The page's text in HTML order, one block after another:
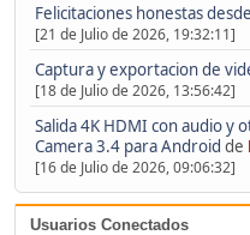
Felicitaciones honestas
[21 de Julio de 2026, 19:32:11]
Captura y exportacion de
[18 de Julio de 2026, 13:56:42]
Salida 4K HDMI con audio y
Camera 3.4 para Android de
[16 de Julio de 2026, 09:06:32]
Usuarios Conectados